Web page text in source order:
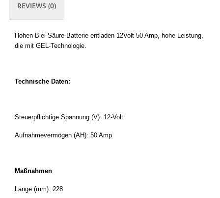
REVIEWS (0)
Hohen Blei-Säure-Batterie entladen 12Volt 50 Amp, hohe Leistung,
die mit GEL-Technologie.
Technische Daten:
Steuerpflichtige Spannung (V): 12-Volt
Aufnahmevermögen (AH): 50 Amp
Maßnahmen
Länge (mm): 228